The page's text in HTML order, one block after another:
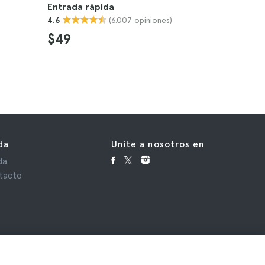
Entrada rápida
4.6 (6.007 opiniones)
$49
Unite a nosotros en